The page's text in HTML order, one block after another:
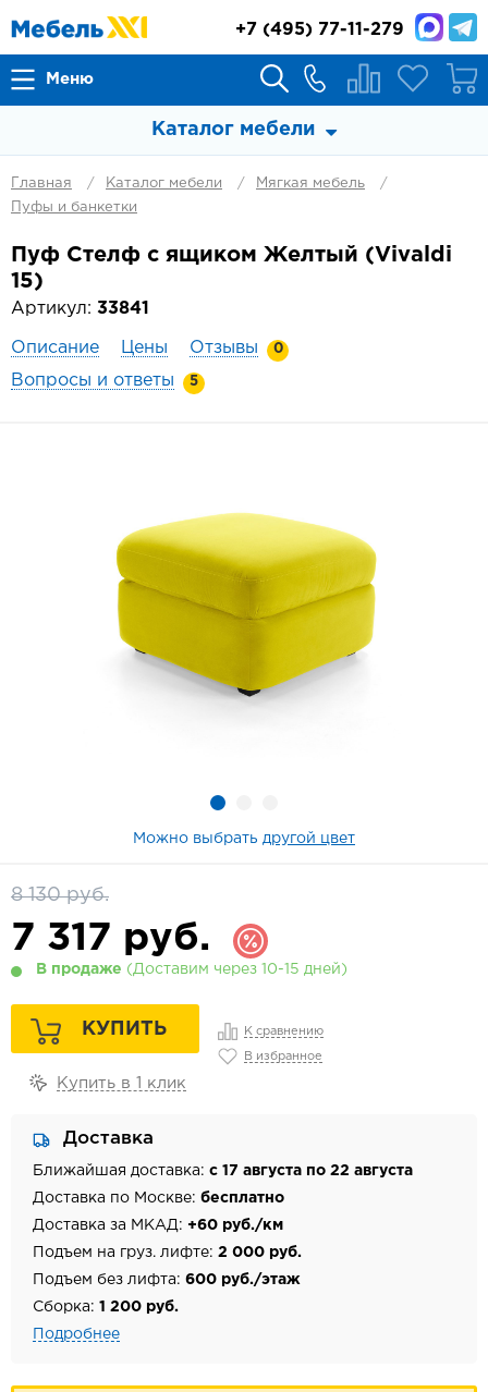
Меню
+7 (495) 77-11-279
Каталог мебели
Главная Каталог мебели
Мягкая мебель
Пуфы и банкетки
Пуф Стелф с ящиком Желтый (Vivaldi
15)
Артикул: 33841
Описание Цены Отзывы 0
Вопросы и ответы 5
Можно выбрать другой цвет
8 130 руб.
7 317 руб.
В продаже (Доставим через 10-15 дней)
КУПИТЬ К сравнению
В избранное
Купить в 1 клик
Доставка
Ближайшая доставка: с 17 августа по 22 августа
Доставка по Москве: бесплатно
Доставка за МКАД: +60 руб./км
Подъем на груз. лифте: 2 000 руб.
Подъем без лифта: 600 руб./этаж
Сборка: 1 200 руб.
Подробнее